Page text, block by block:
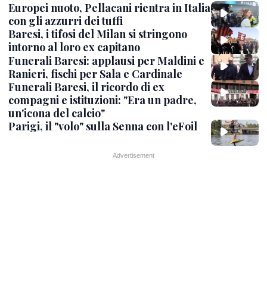
Europei nuoto, Pellacani rientra in Italia
con gli azzurri dei tuffi
Baresi, i tifosi del Milan si stringono
intorno al loro ex capitano
Funerali Baresi: applausi per Maldini e
Ranieri, fischi per Sala e Cardinale
Funerali Baresi, il ricordo di ex
compagni e istituzioni: "Era un padre,
un'icona del calcio"
Parigi, il "volo" sulla Senna con l'eFoil